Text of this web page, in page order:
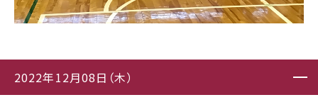
2022年12月08日（木）